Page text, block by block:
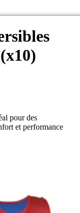
pour des
et performance